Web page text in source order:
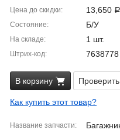
Цена до скидки 13,650 Р
Состояние Б/У
На складе 1 шт.
Штрих-код 7638778
В корзину
Как купить этот товар?
Название запчасти